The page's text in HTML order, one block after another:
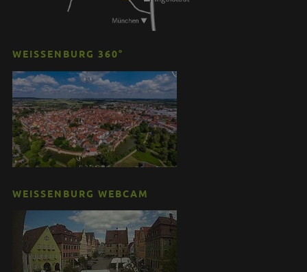
WEISSENBURG 360°
WEISSENBURG WEBCAM